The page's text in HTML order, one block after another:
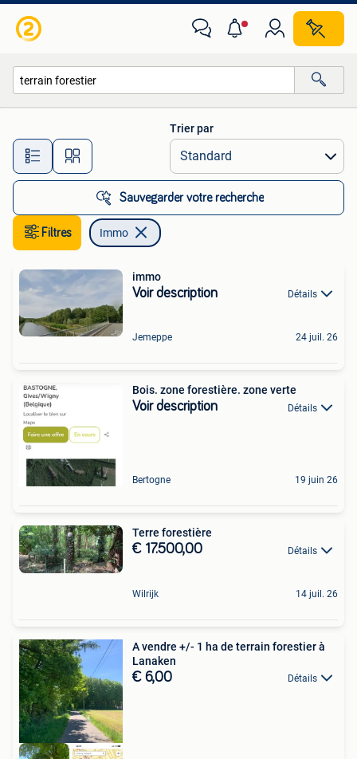
Toutes les distances…
Trier par
Sauvegarder votre recherche
Filtres Immo
immo
Voir description Détails
Jemeppe 24 juil. 26
Bois. zone forestière. zone verte
Voir description Détails
Bertogne 19 juin 26
Terre forestière
€ 17.500,00 Détails
Wilrijk 14 juil. 26
A vendre +/- 1 ha de terrain forestier à
Lanaken
€ 6,00 Détails